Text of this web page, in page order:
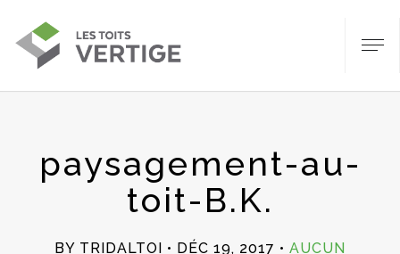
paysagement-au-
toit-B.K.
BY TRIDALTOI DÉC 19, 2017
AUCUN